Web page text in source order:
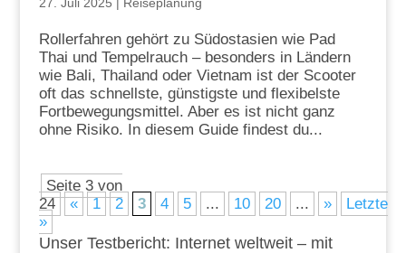
Rollerfahren gehört zu Südostasien wie Pad
Thai und Tempelrauch – besonders in Ländern
wie Bali, Thailand oder Vietnam ist der Scooter
oft das schnellste, günstigste und flexibelste
Fortbewegungsmittel. Aber es ist nicht ganz
ohne Risiko. In diesem Guide findest du...
Seite 3 von
24
« 1 2 3 4 5 ... 10 20 ... »
Letzte
»
Unser Testbericht: Internet weltweit – mit